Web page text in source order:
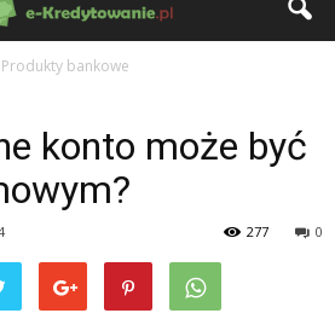
Produkty bankowe
konto może być
0
277